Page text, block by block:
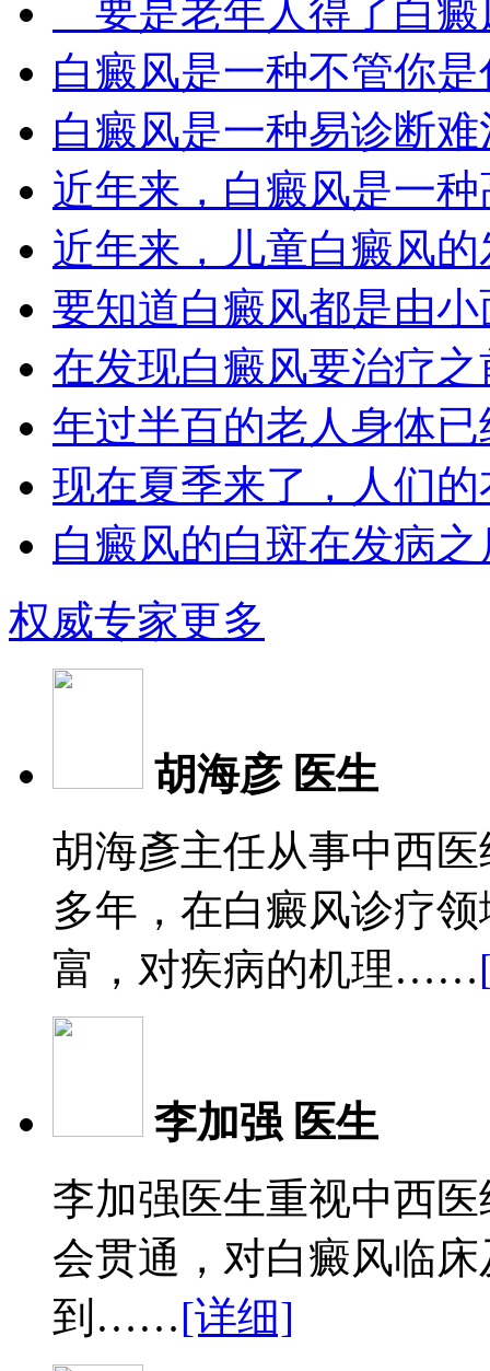
要是老年人得了白癜
白癜风是一种不管你
白癜风是一种易诊断
近年来，白癜风是一
近年来，儿童白癜风
要知道白癜风都是由
在发现白癜风要治疗
年过半百的老人身体
现在夏季来了，人们
白癜风的白斑在发病
权威专家更多
胡海彦 医生
胡海彥主任从事中西
多年，在白癜风诊疗
富，对疾病的机理……
李加强 医生
李加强医生重视中西
会贯通，对白癜风临
到……[详细]